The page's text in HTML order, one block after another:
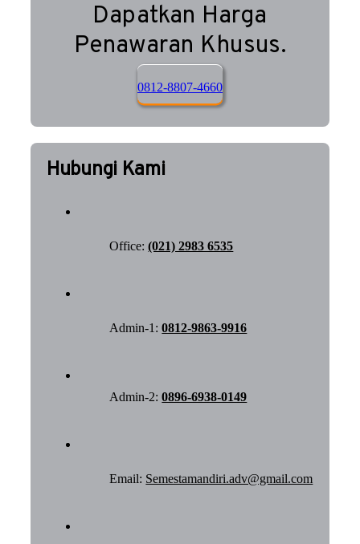
Dapatkan Harga
Penawaran Khusus.
0812-8807-4660
Hubungi Kami
Office:(021) 2983 6535
Admin-1:0812-9863-9916
Admin-2:0896-6938-0149
Email: Semestamandiri.adv@gmail.com